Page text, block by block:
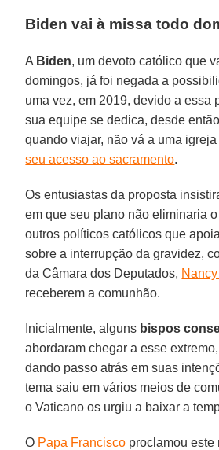
Biden vai à missa todo
A Biden, um devoto católico que
domingos, já foi negada a
uma vez, em 2019, devido a essa
sua equipe se dedica, desde
quando viajar, não vá a uma
seu acesso ao sacramento.
Os entusiastas da proposta
em que seu plano não eliminaria
outros políticos católicos que
sobre a interrupção da gravidez,
da Câmara dos Deputados,
receberem a comunhão.
Inicialmente, alguns bispos
abordaram chegar a esse
dando passo atrás em suas
tema saiu em vários meios de
o Vaticano os urgiu a baixar a
O Papa Francisco proclamou este